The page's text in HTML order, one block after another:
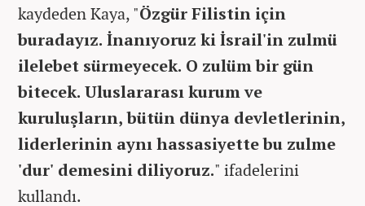
kaydeden Kaya, "Özgür Filistin için
buradayız. İnanıyoruz ki İsrail'in zulmü
ilelebet sürmeyecek. O zulüm bir gün
bitecek. Uluslararası kurum ve
kuruluşların, bütün dünya devletlerinin,
liderlerinin aynı hassasiyette bu zulme
'dur' demesini diliyoruz." ifadelerini
kullandı.